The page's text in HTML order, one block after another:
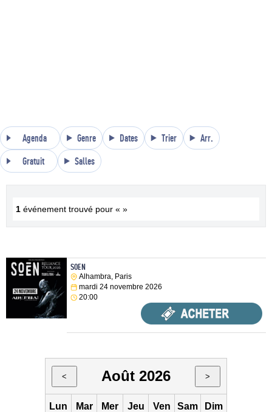
Agenda Genre Dates Trier Arr.
Gratuit Salles
1 événement trouvé pour « »
SOEN
Alhambra, Paris
mardi 24 novembre 2026
20:00
< Août 2026 >
Lun Mar Mer Jeu Ven Sam Dim